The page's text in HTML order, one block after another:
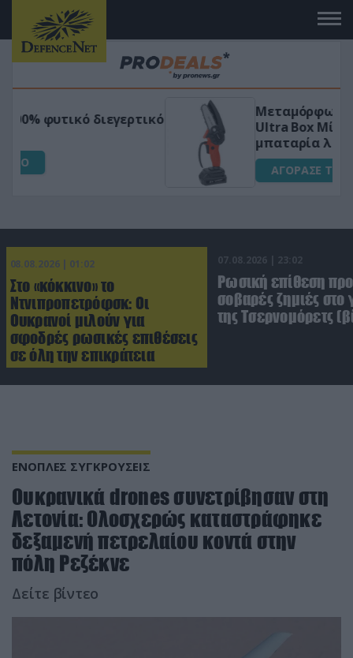
Μεταμόρφωσε τον κήπο σου με το
Ultra Box Μίνι Αλυσοπρίονο με
μπαταρία λιθίου
08.08.2026 | 01:02
Στο «κόκκινο» το
Ντνιπροπετρόφσκ: Οι
Ουκρανοί μιλούν για
σφοδρές ρωσικές επιθέσεις
σε όλη την επικράτεια
07.08.2026 | 23:02
Ρωσική επίθεση
σοβαρές ζημιές στο
της Τσερνομόρετς
ΕΝΟΠΛΕΣ ΣΥΓΚΡΟΥΣΕΙΣ
Ουκρανικά drones συνετρίβησαν στη
Λετονία: Oλοσχερώς καταστράφηκε
δεξαμενή πετρελαίου κοντά στην
πόλη Ρεζέκνε
Δείτε βίντεο